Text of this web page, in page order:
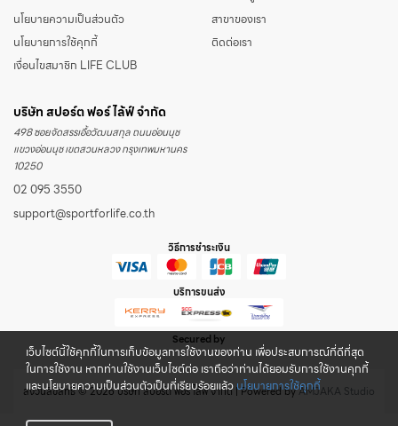
เว็บไซต์นี้ใช้คุกกี้ในการเก็บข้อมูลการใช้งานของท่าน เพื่อประสบการณ์ที่ดีที่สุด
ในการใช้งาน หากท่านใช้งานเว็บไซต์ต่อ เราถือว่าท่านได้ยอมรับการใช้งานคุกกี้
และนโยบายความเป็นส่วนตัวเป็นที่เรียบร้อยแล้วนโยบายการใช้คุกกี้
นโยบายความเป็นส่วนตัว
นโยบายการใช้คุกกี้
เงื่อนไขสมาชิก LIFE CLUB
สาขาของเรา
ติดต่อเรา
บริษัท สปอร์ต ฟอร์ ไล้ฟ์ จำกัด
498 ซอยจัดสรรเอื้อวัฒนสกุล ถนนอ่อนนุช
แขวงอ่อนนุช เขตสวนหลวง กรุงเทพมหานคร
10250
02 095 3550
support@sportforlife.co.th
วิธีการชำระเงิน
บริการขนส่ง
Secured by
สงวนลิขสิทธิ์ © 2026 บริษัท สปอร์ต ฟอร์ ไล้ฟ์ จำกัด | Powered byAMJAKA Studio